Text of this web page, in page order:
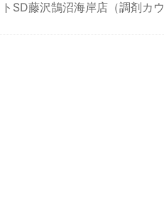
SD藤沢鵠沼海岸店（調剤カウ